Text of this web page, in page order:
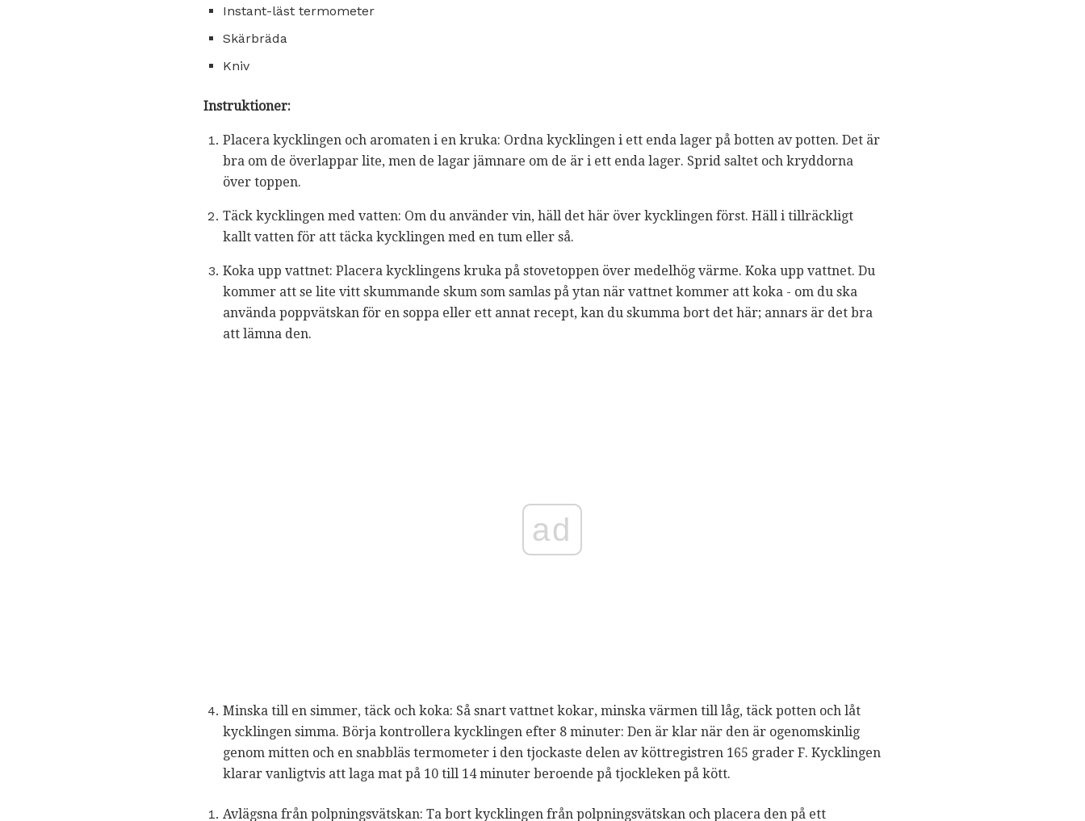
Instant-läst termometer
Skärbräda
Kniv
Instruktioner:
Placera kycklingen och aromaten i en kruka: Ordna kycklingen i ett enda lager på botten av potten. Det är
bra om de överlappar lite, men de lagar jämnare om de är i ett enda lager. Sprid saltet och kryddorna
över toppen.
Täck kycklingen med vatten: Om du använder vin, häll det här över kycklingen först. Häll i tillräckligt
kallt vatten för att täcka kycklingen med en tum eller så.
Koka upp vattnet: Placera kycklingens kruka på stovetoppen över medelhög värme. Koka upp vattnet. Du
kommer att se lite vitt skummande skum som samlas på ytan när vattnet kommer att koka - om du ska
använda poppvätskan för en soppa eller ett annat recept, kan du skumma bort det här; annars är det bra
att lämna den.
ad
Minska till en simmer, täck och koka: Så snart vattnet kokar, minska värmen till låg, täck potten och låt
kycklingen simma. Börja kontrollera kycklingen efter 8 minuter: Den är klar när den är ogenomskinlig
genom mitten och en snabbläs termometer i den tjockaste delen av köttregistren 165 grader F. Kycklingen
klarar vanligtvis att laga mat på 10 till 14 minuter beroende på tjockleken på kött.
Avlägsna från polpningsvätskan: Ta bort kycklingen från polpningsvätskan och placera den på ett